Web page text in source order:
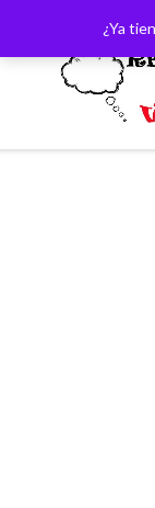
¿Ya
contenido